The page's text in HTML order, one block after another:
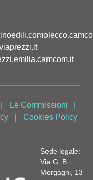
Le Commissioni
Cookies Policy
Sede legale:
Via G. B.
Morgagni, 13